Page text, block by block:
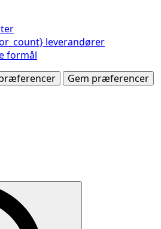
leverandører
formål
Gem præferencer
Search